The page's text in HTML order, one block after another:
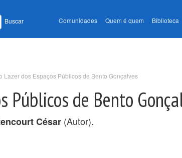
Buscar Comunidades Quem é quem Biblioteca
Lazer dos Espaços Públicos de Bento Gonçalves
Públicos de Bento
César (Autor).